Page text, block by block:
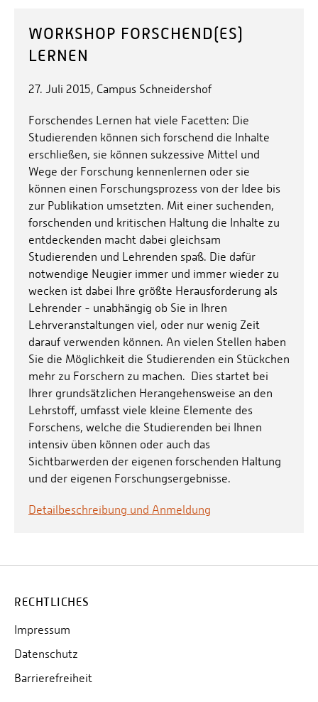
WORKSHOP FORSCHEND(ES)
LERNEN
27. Juli 2015, Campus Schneidershof
Forschendes Lernen hat viele Facetten: Die
Studierenden können sich forschend die Inhalte
erschließen, sie können sukzessive Mittel und
Wege der Forschung kennenlernen oder sie
können einen Forschungsprozess von der Idee bis
zur Publikation umsetzten. Mit einer suchenden,
forschenden und kritischen Haltung die Inhalte zu
entdeckenden macht dabei gleichsam
Studierenden und Lehrenden spaß. Die dafür
notwendige Neugier immer und immer wieder zu
wecken ist dabei Ihre größte Herausforderung als
Lehrender - unabhängig ob Sie in Ihren
Lehrveranstaltungen viel, oder nur wenig Zeit
darauf verwenden können. An vielen Stellen haben
Sie die Möglichkeit die Studierenden ein Stückchen
mehr zu Forschern zu machen. Dies startet bei
Ihrer grundsätzlichen Herangehensweise an den
Lehrstoff, umfasst viele kleine Elemente des
Forschens, welche die Studierenden bei Ihnen
intensiv üben können oder auch das
Sichtbarwerden der eigenen forschenden Haltung
und der eigenen Forschungsergebnisse.
Detailbeschreibung und Anmeldung
RECHTLICHES
Impressum
Datenschutz
Barrierefreiheit